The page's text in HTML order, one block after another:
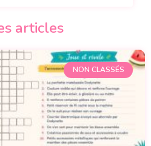
articles
NON CLASSÉS